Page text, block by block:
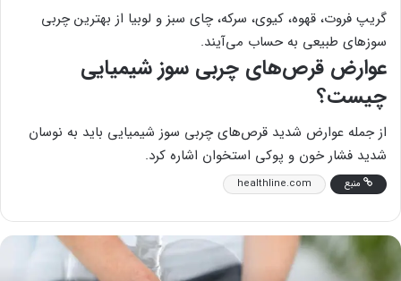
گریپ فروت، قهوه، کیوی، سرکه، چای سبز و لوبیا از بهترین چربی
سوزهای طبیعی به حساب می‌آیند.
عوارض قرص‌های چربی سوز شیمیایی
چیست؟
از جمله عوارض شدید قرص‌های چربی سوز شیمیایی باید به نوسان
شدید فشار خون و پوکی استخوان اشاره کرد.
منبع healthline.com